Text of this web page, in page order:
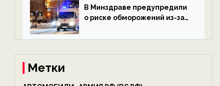
экологии на ECOportal
В Минздраве предупредили
о риске обморожений из-за
на ECOportal
Метки